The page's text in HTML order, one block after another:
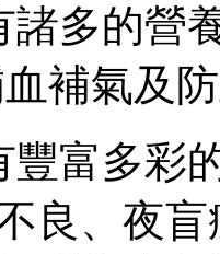
多的營養
血補氣及防
富多彩的
良 、